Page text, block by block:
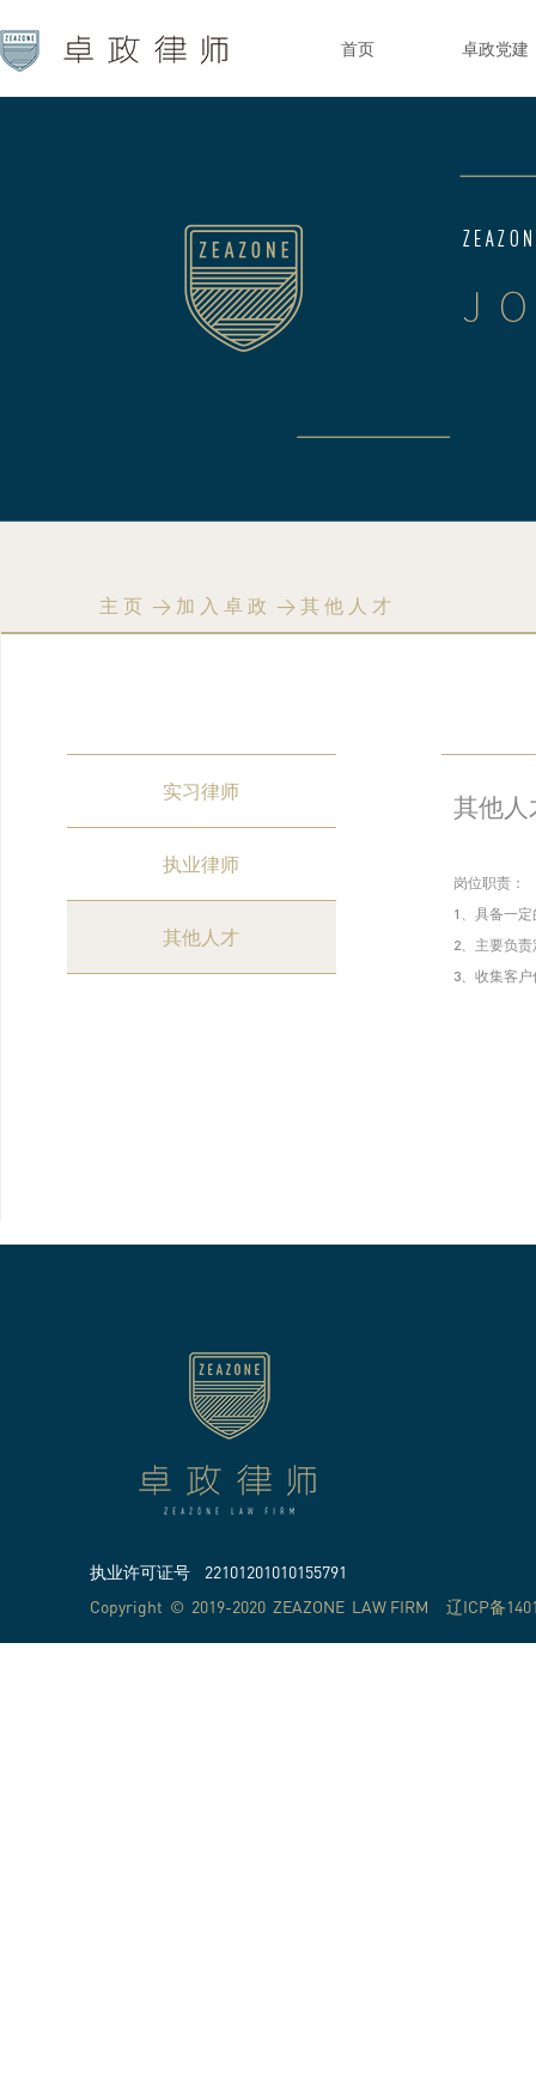
首页 卓政党建
主页 > 加入卓政 > 其他人才
实习律师
执业律师
其他人才
其他
岗位职责：
1、具备一
2、主要负
3、收集客
执业许可证号 22101201010155791
Copyright © 2019-2020 ZEAZONE LAW FIRM
辽ICP备